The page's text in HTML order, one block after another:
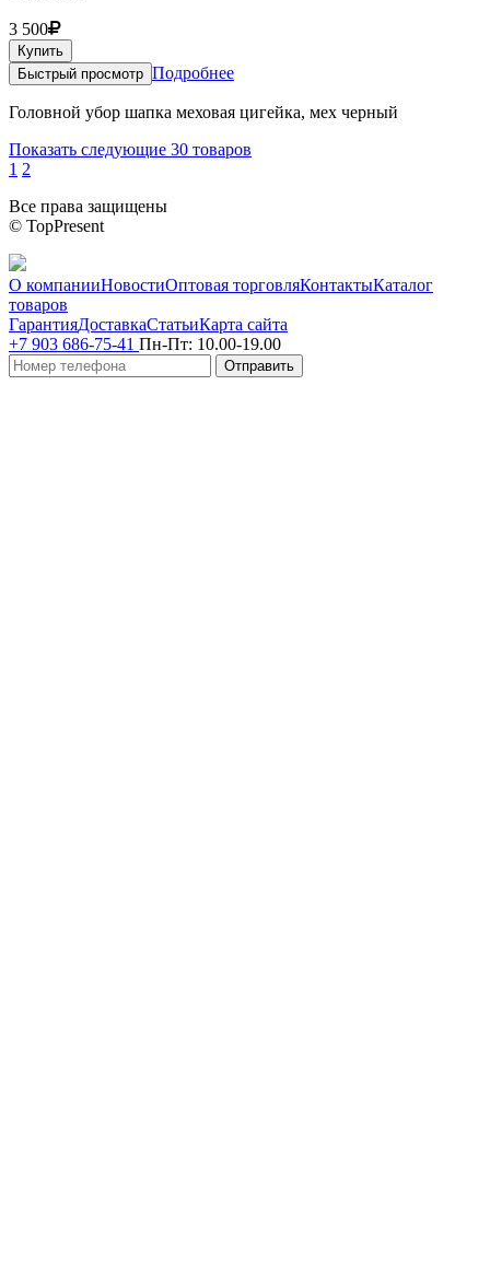
3 500
Купить
Быстрый просмотр Подробнее
Головной убор шапка меховая цигейка, мех черный
Показать следующие 30 товаров
1 2
Все права защищены
© TopPresent
О компанииНовостиОптовая торговляКонтактыКаталог
товаров
ГарантияДоставкаСтатьиКарта сайта
+7 903 686-75-41 Пн-Пт: 10.00-19.00